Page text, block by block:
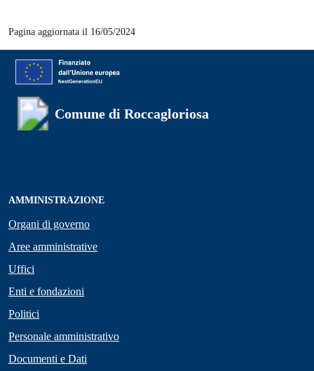
Pagina aggiornata il 16/05/2024
Comune di Roccagloriosa
AMMINISTRAZIONE
Organi di governo
Aree amministrative
Uffici
Enti e fondazioni
Politici
Personale amministrativo
Documenti e Dati